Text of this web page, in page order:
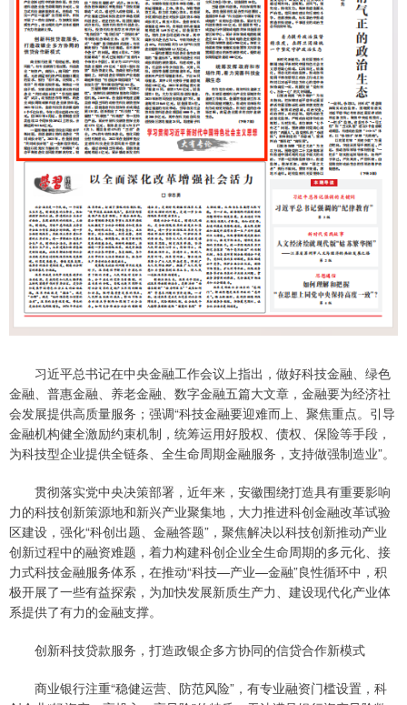
习近平总书记在中央金融工作会议上指出，做好科技金融、绿色
金融、普惠金融、养老金融、数字金融五篇大文章，金融要为经济社
会发展提供高质量服务；强调“科技金融要迎难而上、聚焦重点。引导
金融机构健全激励约束机制，统筹运用好股权、债权、保险等手段，
为科技型企业提供全链条、全生命周期金融服务，支持做强制造业”。
贯彻落实党中央决策部署，近年来，安徽围绕打造具有重要影响
力的科技创新策源地和新兴产业聚集地，大力推进科创金融改革试验
区建设，强化“科创出题、金融答题”，聚焦解决以科技创新推动产业
创新过程中的融资难题，着力构建科创企业全生命周期的多元化、接
力式科技金融服务体系，在推动“科技—产业—金融”良性循环中，积
极开展了一些有益探索，为加快发展新质生产力、建设现代化产业体
系提供了有力的金融支撑。
创新科技贷款服务，打造政银企多方协同的信贷合作新模式
商业银行注重“稳健运营、防范风险”，有专业融资门槛设置，科